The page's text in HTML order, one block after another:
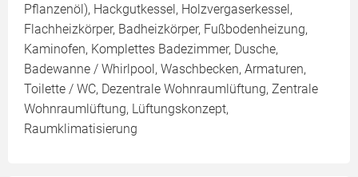
Pflanzenöl), Hackgutkessel, Holzvergaserkessel,
Flachheizkörper, Badheizkörper, Fußbodenheizung,
Kaminofen, Komplettes Badezimmer, Dusche,
Badewanne / Whirlpool, Waschbecken, Armaturen,
Toilette / WC, Dezentrale Wohnraumlüftung, Zentrale
Wohnraumlüftung, Lüftungskonzept,
Raumklimatisierung